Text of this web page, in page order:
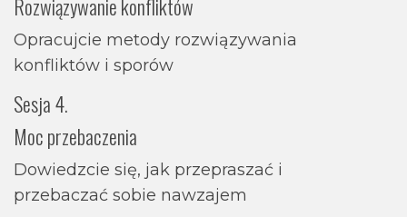
Rozwiązywanie konfliktów
Opracujcie metody rozwiązywania
konfliktów i sporów
Sesja 4.
Moc przebaczenia
Dowiedzcie się, jak przepraszać i
przebaczać sobie nawzajem